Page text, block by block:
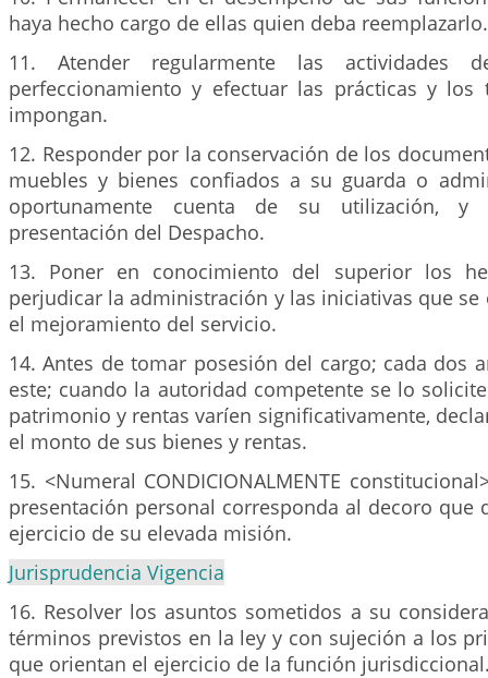
haya hecho cargo de ellas quien deba reemplazarlo.
11. Atender regularmente las actividades
perfeccionamiento y efectuar las prácticas y
impongan.
12. Responder por la conservación de los
muebles y bienes confiados a su guarda o
oportunamente cuenta de su utilización,
presentación del Despacho.
13. Poner en conocimiento del superior los
perjudicar la administración y las iniciativas que
el mejoramiento del servicio.
14. Antes de tomar posesión del cargo; cada dos
este; cuando la autoridad competente se lo
patrimonio y rentas varíen significativamente,
el monto de sus bienes y rentas.
15. <Numeral CONDICIONALMENTE
presentación personal corresponda al decoro que
ejercicio de su elevada misión.
Jurisprudencia Vigencia
16. Resolver los asuntos sometidos a su
términos previstos en la ley y con sujeción a los
que orientan el ejercicio de la función